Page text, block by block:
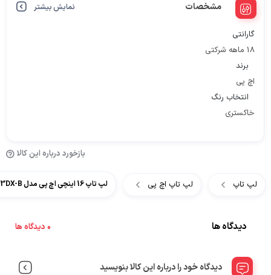
مشخصات نمایش بیشتر
گارانتی
18 ماهه شرکتی
برند
اچ پی
انتخاب رنگ
خاکستری
بازخورد درباره این کالا
لپ تاپ لپ تاپ اچ پی لپ تاپ 16 اینچی اچ پی مدل Victus 16-S1023DX-B
دیدگاه ها 0 دیدگاه ها
دیدگاه خود را درباره این کالا بنویسید